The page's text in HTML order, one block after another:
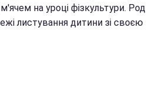
на уроці фізкультури.
листування дитини зі своєю